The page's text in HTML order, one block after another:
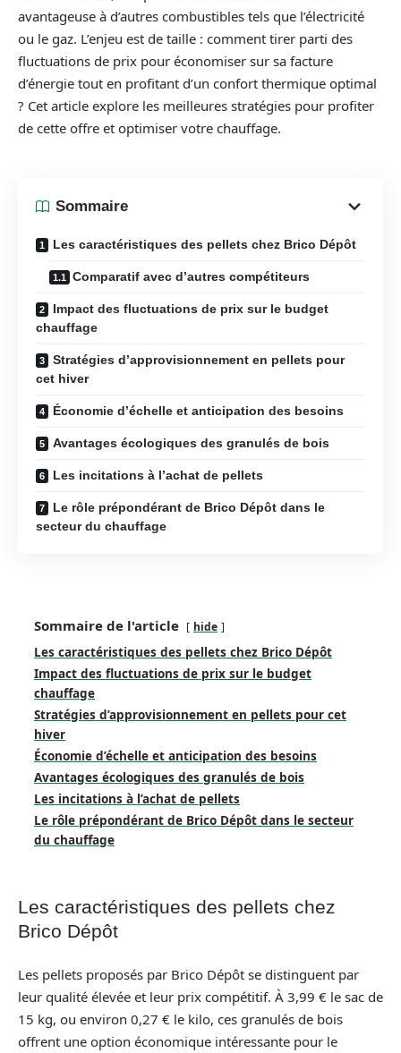
avantageuse à d’autres combustibles tels que l’électricité
ou le gaz. L’enjeu est de taille : comment tirer parti des
fluctuations de prix pour économiser sur sa facture
d’énergie tout en profitant d’un confort thermique optimal
? Cet article explore les meilleures stratégies pour profiter
de cette offre et optimiser votre chauffage.
Sommaire
Les caractéristiques des pellets chez Brico Dépôt
Comparatif avec d’autres compétiteurs
Impact des fluctuations de prix sur le budget
chauffage
Stratégies d’approvisionnement en pellets pour
cet hiver
Économie d’échelle et anticipation des besoins
Avantages écologiques des granulés de bois
Les incitations à l’achat de pellets
Le rôle prépondérant de Brico Dépôt dans le
secteur du chauffage
Sommaire de l'article hide
Les caractéristiques des pellets chez Brico Dépôt
Impact des fluctuations de prix sur le budget
chauffage
Stratégies d’approvisionnement en pellets pour cet
hiver
Économie d’échelle et anticipation des besoins
Avantages écologiques des granulés de bois
Les incitations à l’achat de pellets
Le rôle prépondérant de Brico Dépôt dans le secteur
du chauffage
Les caractéristiques des pellets chez
Brico Dépôt
Les pellets proposés par Brico Dépôt se distinguent par
leur qualité élevée et leur prix compétitif. À 3,99 € le sac de
15 kg, ou environ 0,27 € le kilo, ces granulés de bois
offrent une option économique intéressante pour le